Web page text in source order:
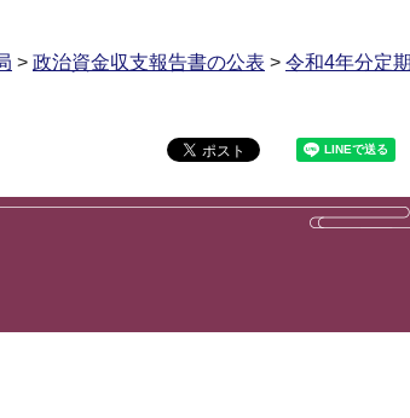
> 政治資金収支報告書の公表 > 令和4年分定